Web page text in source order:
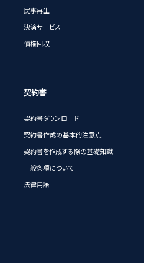
民事再生
決済サービス
債権回収
契約書
契約書ダウンロード
契約書作成の基本的注意点
契約書を作成する際の基礎知識
一般条項について
法律用語